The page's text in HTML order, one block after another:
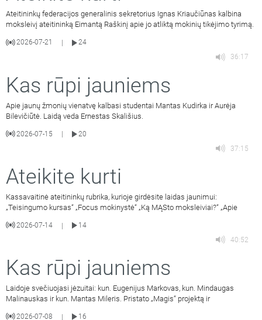
Ateitininkų federacijos generalinis sekretorius Ignas Kriaučiūnas kalbina
moksleivį ateitininką Eimantą Raškinį apie jo atliktą mokinių tikėjimo tyrimą.
2026-07-21
24
36:17
Kas rūpi jauniems
Apie jaunų žmonių vienatvę kalbasi studentai Mantas Kudirka ir Aurėja
Bilevičiūtė. Laidą veda Ernestas Skališius.
2026-07-15
20
37:15
Ateikite kurti
Kassavaitinė ateitininkų rubrika, kurioje girdėsite laidas jaunimui:
„Teisingumo kursas“ „Focus mokinystė“ „Ką MĄSto moksleiviai?“ „Apie
2026-07-14 |
14
40:52
Kas rūpi jauniems
Laidoje svečiuojasi jėzuitai: kun. Eugenijus Markovas, kun. Mindaugas
Malinauskas ir kun. Mantas Mileris. Pristato „Magis“ projektą ir
2026-07-08 |
16